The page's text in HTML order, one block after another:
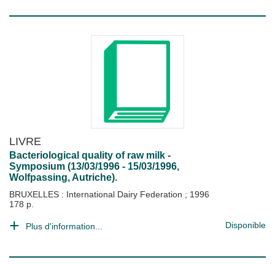
LIVRE
Bacteriological quality of raw milk -
Symposium (13/03/1996 - 15/03/1996,
Wolfpassing, Autriche).
BRUXELLES : International Dairy Federation ; 1996
178 p.
Plus d'information... Disponible